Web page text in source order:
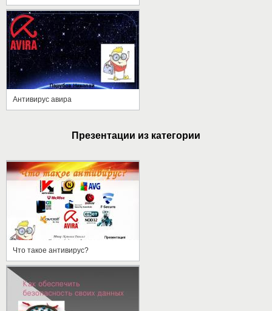
Антивирус авира
Презентации из категории
Что такое антивирус?